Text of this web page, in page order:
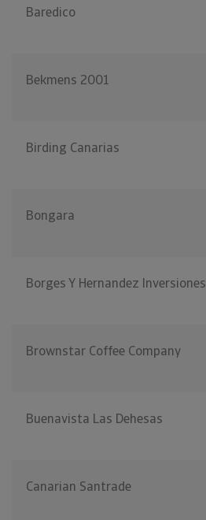
Baredico
Bekmens 2001
Birding Canarias
Bongara
Borges Y Hernandez Inversiones
Brownstar Coffee Company
Buenavista Las Dehesas
Canarian Santrade